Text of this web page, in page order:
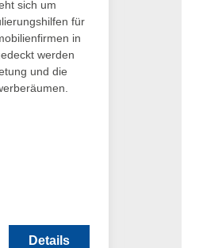
sich um
für
in
werden
und die
Details